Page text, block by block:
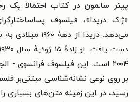
پیتر سالمون در کتاب احتمالا یک
«ژاک دریدا»، فیلسوف
می‌دهد. دریدا از
۲۰۰۴ است. این فیلسوف
فرانسوی -
بر روی نوعی نشانه‌شناسی مبتنی‌بر
رسید، در این زمینه متن‌های بسیاری